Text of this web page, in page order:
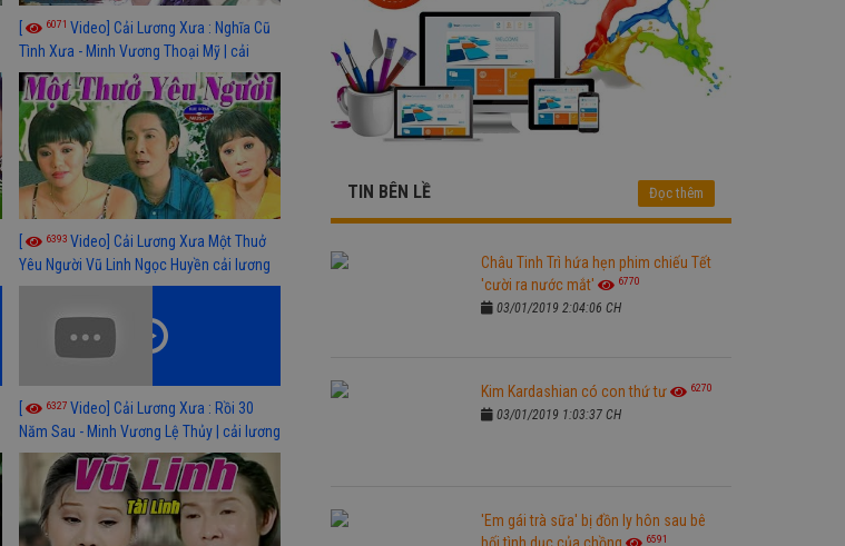
6071 Video] Cải Lương Xưa : Nghĩa Cũ
Tình Xưa - Minh Vương Thoại Mỹ | cải
lương xã hội hay nhất
6393 Video] Cải Lương Xưa Một Thuở
Yêu Người Vũ Linh Ngọc Huyền cải lương
xã hội hay nhất
6327 Video] Cải Lương Xưa : Rồi 30
Năm Sau - Minh Vương Lệ Thủy | cải lương
xã hội hay nhất
TIN BÊN LỀ Đọc thêm
Châu Tinh Trì hứa hẹn phim chiếu Tết
'cười ra nước mắt'
6770
03/01/2019 2:04:06 CH
Kim Kardashian có con thứ tư 6270
03/01/2019 1:03:37 CH
'Em gái trà sữa' bị đồn ly hôn sau bê
6591